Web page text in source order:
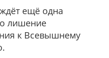
ещё одна
лишение
к Всевышнему